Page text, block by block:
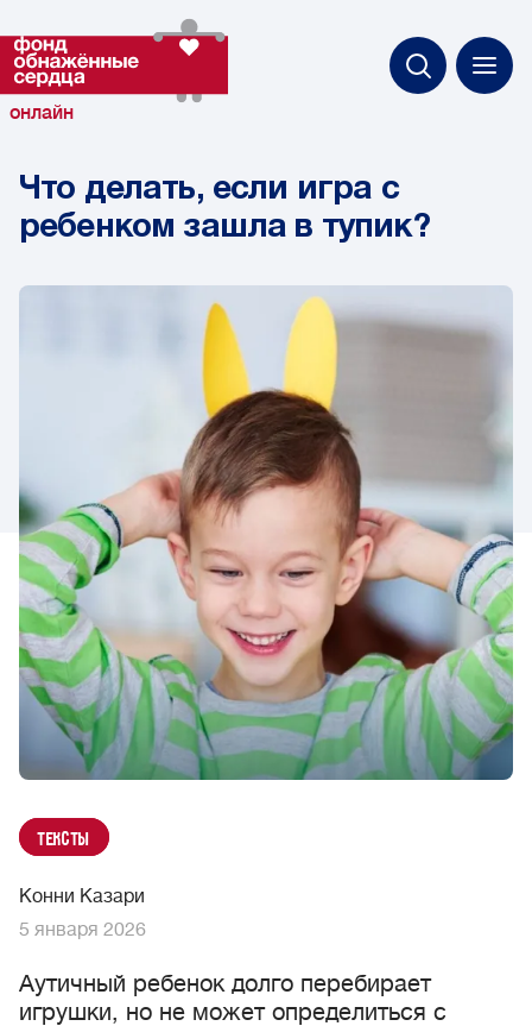
онлайн
Что делать, если игра с
ребенком зашла в тупик?
Тексты
Конни Казари
5 января 2026
Аутичный ребенок долго перебирает
игрушки, но не может определиться с